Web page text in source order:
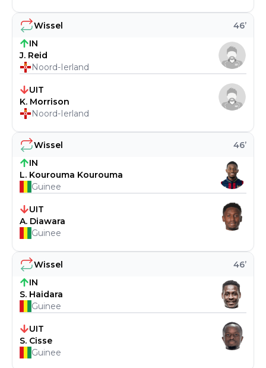
Wissel 46’
IN
S. Haidara
Guinee
UIT
S. Cisse
Guinee
Wissel 46’
IN
L. Kourouma Kourouma
Guinee
UIT
A. Diawara
Guinee
Wissel 46’
IN
J. Reid
Noord-Ierland
UIT
K. Morrison
Noord-Ierland